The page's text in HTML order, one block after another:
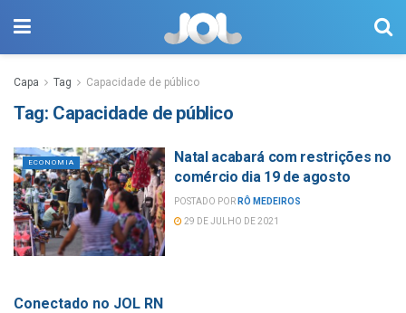
Capa Tag Capacidade de público
Tag: Capacidade de público
ECONOMIA
Natal acabará com restrições no
comércio dia 19 de agosto
POSTADO POR RÔ MEDEIROS
29 DE JULHO DE 2021
Conectado no JOL RN